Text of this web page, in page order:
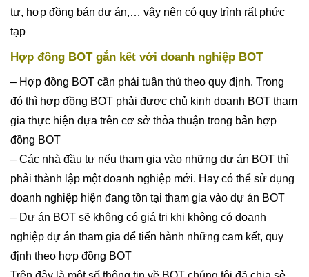
tư, hợp đồng bán dự án,… vậy nên có quy trình rất phức
tạp
Hợp đồng BOT gắn kết với doanh nghiệp BOT
– Hợp đồng BOT cần phải tuân thủ theo quy định. Trong
đó thì hợp đồng BOT phải được chủ kinh doanh BOT tham
gia thực hiện dựa trên cơ sở thỏa thuận trong bản hợp
đồng BOT
– Các nhà đầu tư nếu tham gia vào những dự án BOT thì
phải thành lập một doanh nghiệp mới. Hay có thể sử dụng
doanh nghiệp hiện đang tồn tại tham gia vào dự án BOT
– Dự án BOT sẽ không có giá trị khi không có doanh
nghiệp dự án tham gia để tiến hành những cam kết, quy
định theo hợp đồng BOT